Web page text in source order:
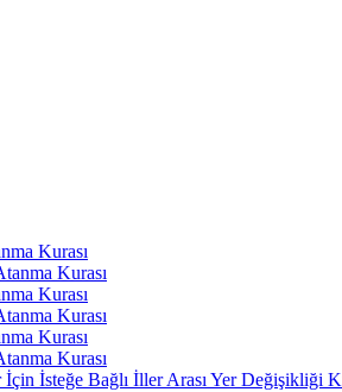
Kurası
Kurası
Kurası
Kurası
Kurası
Kurası
İsteğe Bağlı İller Arası Yer Değişikliği